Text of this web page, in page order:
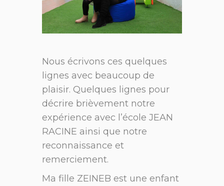
Nous écrivons ces quelques
lignes avec beaucoup de
plaisir. Quelques lignes pour
décrire brièvement notre
expérience avec l’école JEAN
RACINE ainsi que notre
reconnaissance et
remerciement.
Ma fille ZEINEB est une enfant